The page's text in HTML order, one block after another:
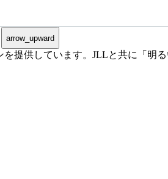
arrow_upward
供しています。JLLと共に「明る